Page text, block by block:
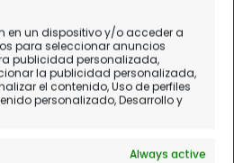
en un dispositivo y/o acceder a
para seleccionar anuncios
publicidad personalizada,
la publicidad personalizada,
el contenido, Uso de perfiles
personalizado, Desarrollo y
Always active